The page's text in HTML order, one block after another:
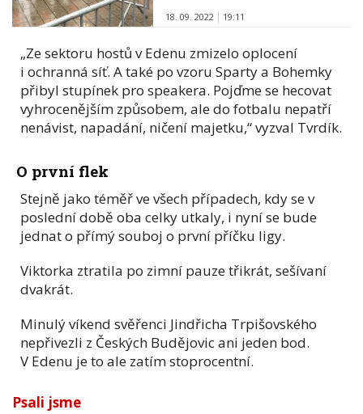
18. 09. 2022 19:11
„Ze sektoru hostů v Edenu zmizelo oplocení
i ochranná síť. A také po vzoru Sparty a Bohemky
přibyl stupínek pro speakera. Pojďme se hecovat
vyhrocenějším způsobem, ale do fotbalu nepatří
nenávist, napadání, ničení majetku,“ vyzval Tvrdík.
O první flek
Stejně jako téměř ve všech případech, kdy se v
poslední době oba celky utkaly, i nyní se bude
jednat o přímý souboj o první příčku ligy.
Viktorka ztratila po zimní pauze třikrát, sešívaní
dvakrát.
Minulý víkend svěřenci Jindřicha Trpišovského
nepřivezli z Českých Budějovic ani jeden bod.
V Edenu je to ale zatím stoprocentní.
Psali jsme